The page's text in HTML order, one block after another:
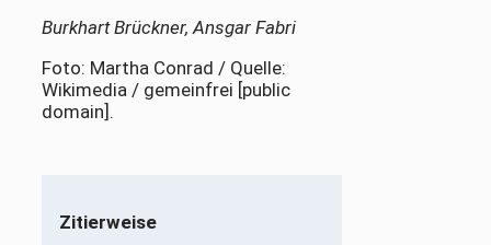
Burkhart Brückner, Ansgar Fabri
Foto: Martha Conrad / Quelle:
Wikimedia / gemeinfrei [public
domain].
Zitierweise